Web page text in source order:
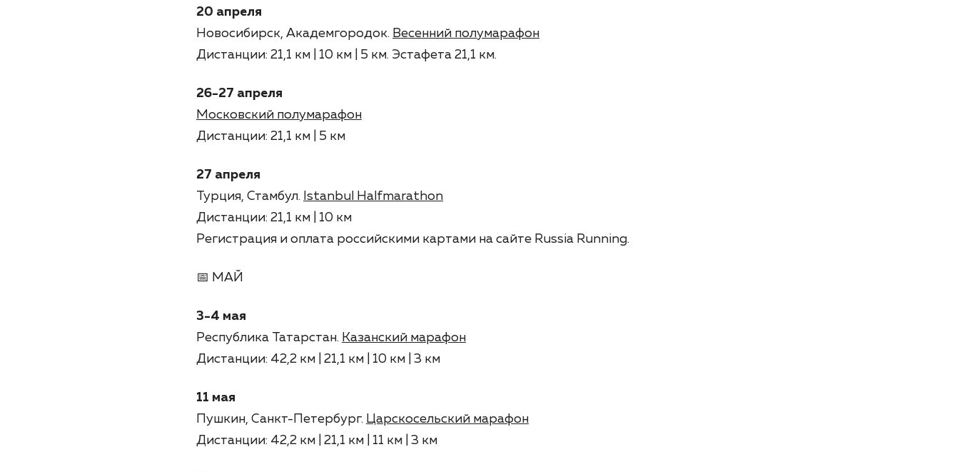
20 апреля
Новосибирск, Академгородок. Весенний полумарафон
Дистанции: 21,1 км | 10 км | 5 км. Эстафета 21,1 км.
26-27 апреля
Московский полумарафон
Дистанции: 21,1 км | 5 км
27 апреля
Турция, Стамбул. Istanbul Halfmarathon
Дистанции: 21,1 км | 10 км
Регистрация и оплата российскими картами на сайте Russia Running.
📅 МАЙ
3-4 мая
Республика Татарстан. Казанский марафон
Дистанции: 42,2 км | 21,1 км | 10 км | 3 км
11 мая
Пушкин, Санкт-Петербург. Царскосельский марафон
Дистанции: 42,2 км | 21,1 км | 11 км | 3 км